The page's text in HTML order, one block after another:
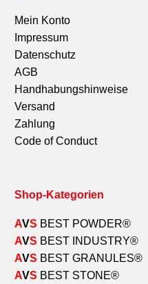
Mein Konto
Impressum
Datenschutz
AGB
Handhabungshinweise
Versand
Zahlung
Code of Conduct
Shop-Kategorien
AVS BEST POWDER®
AVS BEST INDUSTRY®
AVS BEST GRANULES®
AVS BEST STONE®